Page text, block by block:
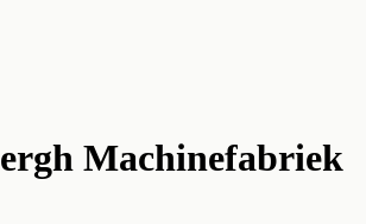
Machinefabriek